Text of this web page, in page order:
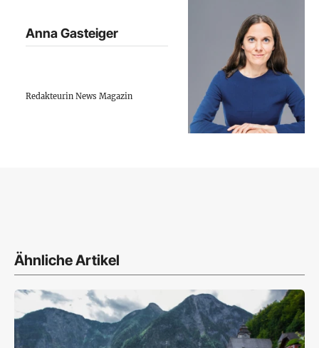
Anna Gasteiger
Redakteurin News Magazin
Ähnliche Artikel